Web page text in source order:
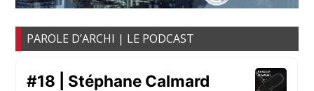
PAROLE D’ARCHI | LE PODCAST